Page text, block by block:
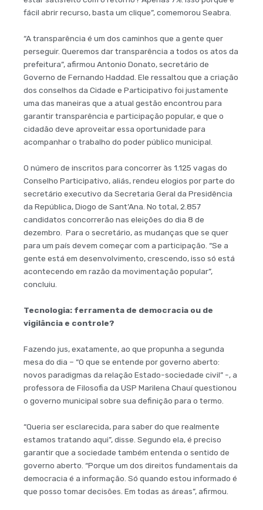
fácil abrir recurso, basta um clique”, comemorou Seabra.
“A transparência é um dos caminhos que a gente quer
perseguir. Queremos dar transparência a todos os atos da
prefeitura”, afirmou Antonio Donato, secretário de
Governo de Fernando Haddad. Ele ressaltou que a criação
dos conselhos da Cidade e Participativo foi justamente
uma das maneiras que a atual gestão encontrou para
garantir transparência e participação popular, e que o
cidadão deve aproveitar essa oportunidade para
acompanhar o trabalho do poder público municipal.
O número de inscritos para concorrer às 1.125 vagas do
Conselho Participativo, aliás, rendeu elogios por parte do
secretário executivo da Secretaria Geral da Presidência
da República, Diogo de Sant’Ana. No total, 2.857
candidatos concorrerão nas eleições do dia 8 de
dezembro. Para o secretário, as mudanças que se quer
para um país devem começar com a participação. “Se a
gente está em desenvolvimento, crescendo, isso só está
acontecendo em razão da movimentação popular”,
concluiu.
Tecnologia: ferramenta de democracia ou de
vigilância e controle?
Fazendo jus, exatamente, ao que propunha a segunda
mesa do dia – “O que se entende por governo aberto:
novos paradigmas da relação Estado-sociedade civil” -, a
professora de Filosofia da USP Marilena Chauí questionou
o governo municipal sobre sua definição para o termo.
“Queria ser esclarecida, para saber do que realmente
estamos tratando aqui”, disse. Segundo ela, é preciso
garantir que a sociedade também entenda o sentido de
governo aberto. “Porque um dos direitos fundamentais da
democracia é a informação. Só quando estou informado é
que posso tomar decisões. Em todas as áreas”, afirmou.